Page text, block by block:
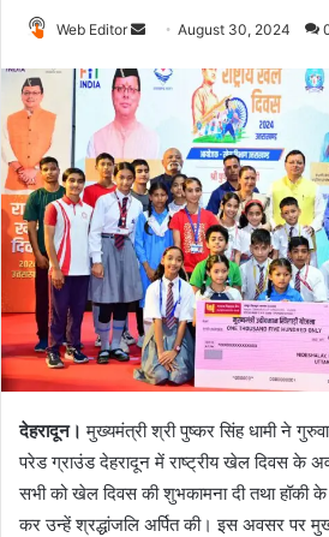
Web Editor
n
e
m
a
i
l
August 30, 2024
देहरादून।मुख्यमंत्री श्री पुष्कर सिंह धामी ने
परेड ग्राउंड देहरादून में राष्ट्रीय खेल दिवस के
सभी को खेल दिवस की शुभकामना दी तथा हॉकी के
कर उन्हें श्रद्धांजलि अर्पित की। इस अवसर पर